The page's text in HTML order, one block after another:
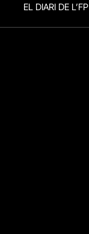
EL DIARI DE L’FP